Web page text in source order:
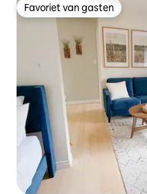
Favoriet van gasten
Favoriet van gasten